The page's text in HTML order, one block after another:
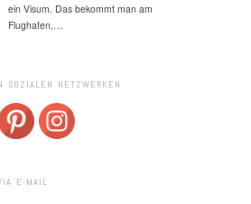
ein Visum. Das bekommt man am
Flughafen,…
SOZIALEN NETZWERKEN
E-MAIL